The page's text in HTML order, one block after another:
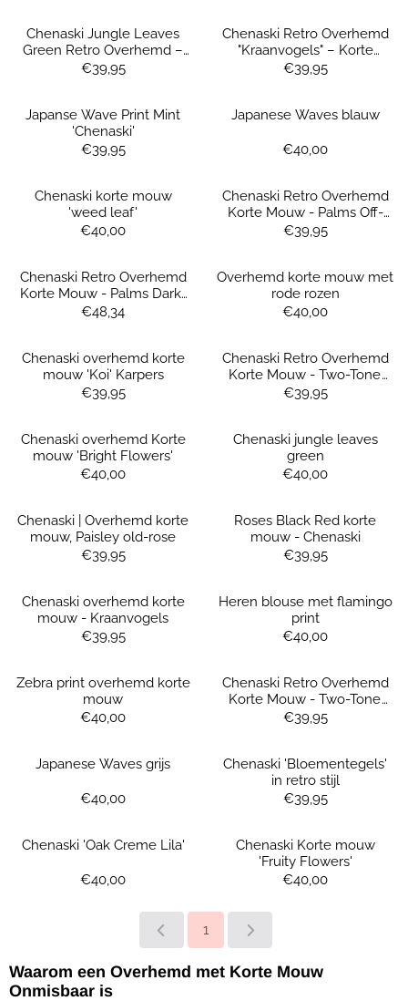
Chenaski Jungle Leaves
Green Retro Overhemd –
Korte Mouw
Prijs: 39,95
€39,95
Chenaski Retro Overhemd
"Kraanvogels" – Korte
Mouw-green
Prijs: 39,95
€39,95
Japanse Wave Print Mint
'Chenaski'
Prijs: 39,95
€39,95
Japanese Waves blauw
Prijs: 40,00
€40,00
Chenaski korte mouw
'weed leaf'
Prijs: 40,00
€40,00
Chenaski Retro Overhemd
Korte Mouw - Palms Off-
WhitePrijs: 39,95
€39,95
Chenaski Retro Overhemd
Korte Mouw - Palms Dark-
Creme & Lilac
Prijs: 48,34
€48,34
Overhemd korte mouw met
rode rozen
Prijs: 40,00
€40,00
Chenaski overhemd korte
mouw 'Koi' Karpers
Prijs: 39,95
€39,95
Chenaski Retro Overhemd
Korte Mouw - Two-Tone
Petrol & Black
Prijs: 39,95
€39,95
Chenaski overhemd Korte
mouw 'Bright Flowers'
Prijs: 40,00
€40,00
Chenaski jungle leaves
green
Prijs: 40,00
€40,00
Chenaski | Overhemd korte
mouw, Paisley old-rose
Prijs: 39,95
€39,95
Roses Black Red korte
mouw - Chenaski
Prijs: 39,95
€39,95
Chenaski overhemd korte
mouw - Kraanvogels
Prijs: 39,95
€39,95
Heren blouse met flamingo
print
Prijs: 40,00
€40,00
Zebra print overhemd korte
mouw
Prijs: 40,00
€40,00
Chenaski Retro Overhemd
Korte Mouw - Two-Tone
Red & Black
Prijs: 39,95
€39,95
Japanese Waves grijs
Prijs: 40,00
€40,00
Chenaski 'Bloementegels'
in retro stijl
Prijs: 39,95
€39,95
Chenaski 'Oak Creme Lila'
Prijs: 40,00
€40,00
Chenaski Korte mouw
'Fruity Flowers'
Prijs: 40,00
€40,00
1
Waarom een Overhemd met Korte Mouw
Onmisbaar is